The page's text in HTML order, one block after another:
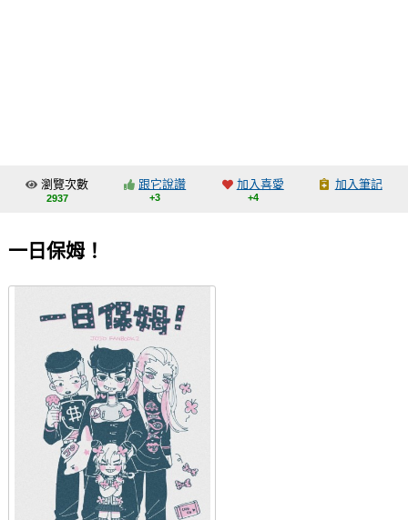
交流中心
會員功能選單
註冊會員
登入
瀏覽次數
2937
跟它說讚
+3
加入喜愛
+4
加入筆記
一日保姆！